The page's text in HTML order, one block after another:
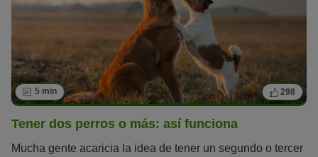
5 min 298
Tener dos perros o más: así funciona
Mucha gente acaricia la idea de tener un segundo o tercer